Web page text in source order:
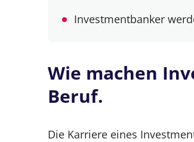
Investmentbanker
Wie machen
Beruf.
Die Karriere eines